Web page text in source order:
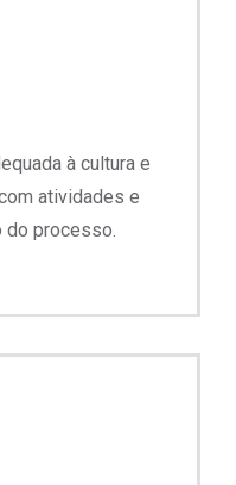
à cultura e
atividades e
processo.